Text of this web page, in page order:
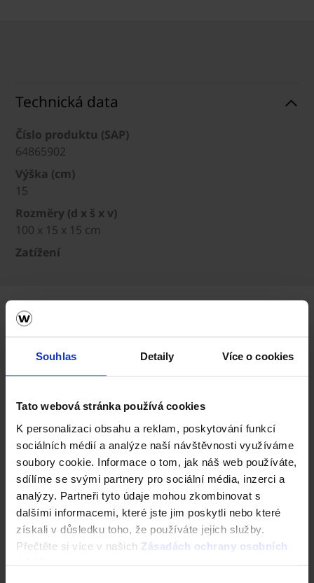
Souhlas Detaily Více o cookies
Tato webová stránka používá cookies
K personalizaci obsahu a reklam, poskytování funkcí
sociálních médií a analýze naší návštěvnosti využíváme
soubory cookie. Informace o tom, jak náš web používáte,
sdílíme se svými partnery pro sociální média, inzerci a
analýzy. Partneři tyto údaje mohou zkombinovat s
dalšími informacemi, které jste jim poskytli nebo které
získali v důsledku toho, že používáte jejich služby.
Přečtěte si více v našich Zásadách ochrany osobních
Technická data
Číslo produktu (SAP)
64865902
Výška (cm)
15
Rozměry (d x š x v)
100 x 15 x 15 cm
Zatížení
Kombinace a doplňky
Next